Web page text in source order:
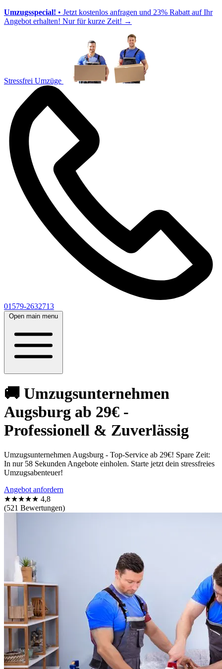
Umzugsspecial! • Jetzt kostenlos anfragen und 23% Rabatt auf Ihr
Angebot erhalten! Nur für kurze Zeit! →
Stressfrei Umzüge
01579-2632713
Open main menu
🚚 Umzugsunternehmen
Augsburg ab 29€ -
Professionell & Zuverlässig
Umzugsunternehmen Augsburg - Top-Service ab 29€! Spare Zeit:
In nur 58 Sekunden Angebote einholen. Starte jetzt dein stressfreies
Umzugsabenteuer!
Angebot anfordern
★★★★★ 4,8
(521 Bewertungen)